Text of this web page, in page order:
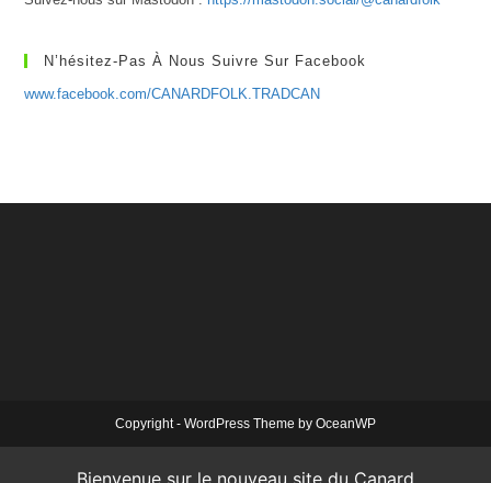
N’hésitez-Pas À Nous Suivre Sur Facebook
www.facebook.com/CANARDFOLK.TRADCAN
Copyright - WordPress Theme by OceanWP
Bienvenue sur le nouveau site du Canard